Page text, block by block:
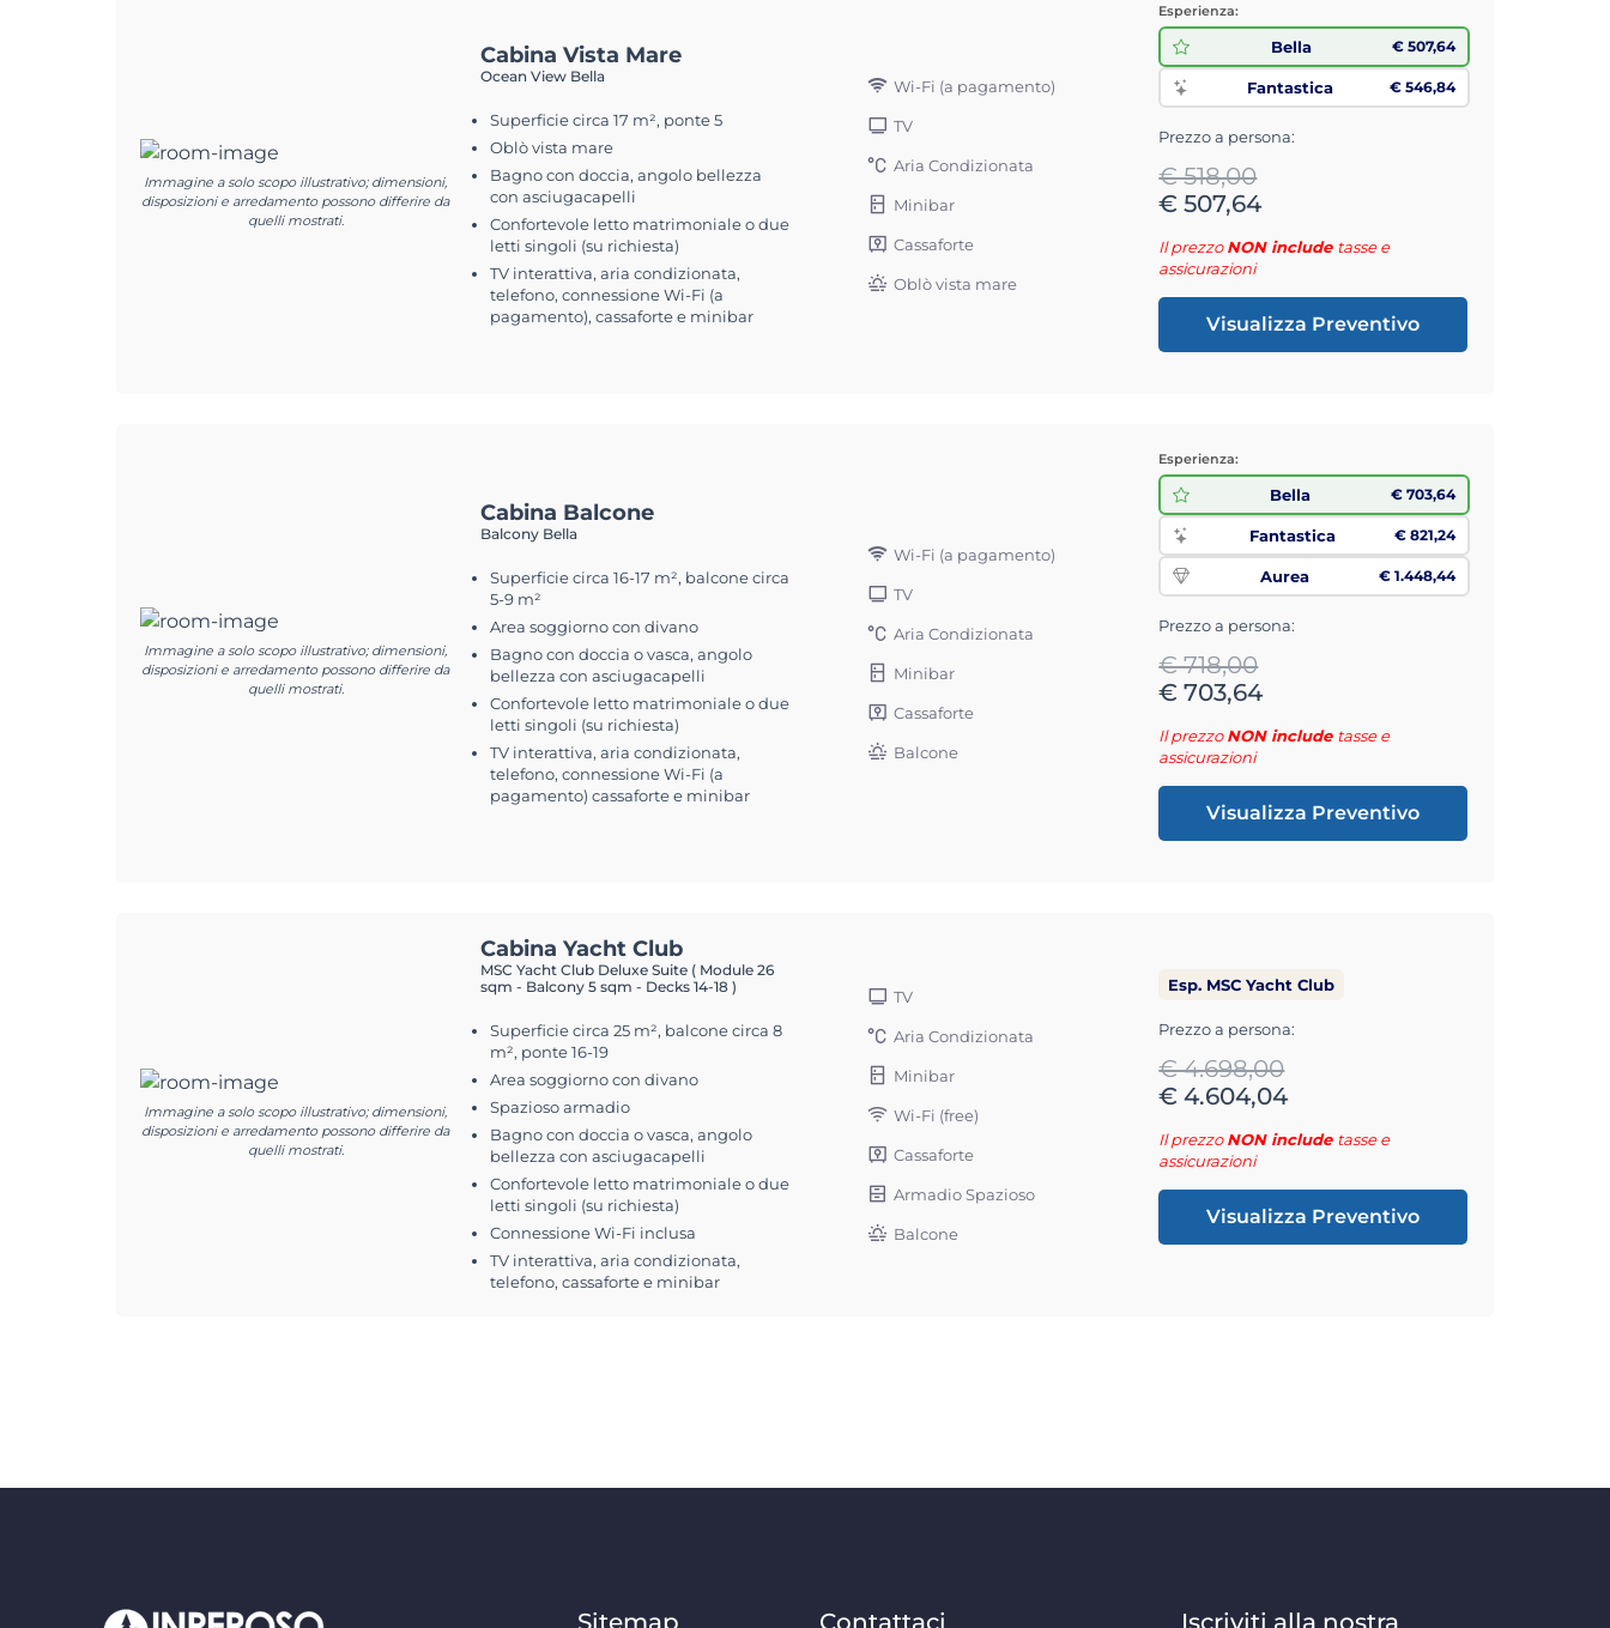
Immagine a solo scopo illustrativo; dimensioni,
disposizioni e arredamento possono differire da
quelli mostrati.
Cabina Vista Mare
Ocean View Bella
Superficie circa 17 m², ponte 5
Oblò vista mare
Bagno con doccia, angolo bellezza
con asciugacapelli
Confortevole letto matrimoniale o due
letti singoli (su richiesta)
TV interattiva, aria condizionata,
telefono, connessione Wi-Fi (a
pagamento), cassaforte e minibar
Wi-Fi (a pagamento)
TV
Aria Condizionata
Minibar
Cassaforte
Oblò vista mare
Esperienza:
Bella € 507,64
Fantastica € 546,84
Prezzo a persona:
€ 518,00
€ 507,64
Il prezzoNON include tasse e
assicurazioni
Visualizza Preventivo
Immagine a solo scopo illustrativo; dimensioni,
disposizioni e arredamento possono differire da
quelli mostrati.
Cabina Balcone
Balcony Bella
Superficie circa 16-17 m², balcone circa
5-9 m²
Area soggiorno con divano
Bagno con doccia o vasca, angolo
bellezza con asciugacapelli
Confortevole letto matrimoniale o due
letti singoli (su richiesta)
TV interattiva, aria condizionata,
telefono, connessione Wi-Fi (a
pagamento) cassaforte e minibar
Wi-Fi (a pagamento)
TV
Aria Condizionata
Minibar
Cassaforte
Balcone
Esperienza:
Bella € 703,64
Fantastica € 821,24
Aurea € 1.448,44
Prezzo a persona:
€ 718,00
€ 703,64
Il prezzoNON include tasse e
assicurazioni
Visualizza Preventivo
Immagine a solo scopo illustrativo; dimensioni,
disposizioni e arredamento possono differire da
quelli mostrati.
Cabina Yacht Club
MSC Yacht Club Deluxe Suite ( Module 26
sqm - Balcony 5 sqm - Decks 14-18 )
Superficie circa 25 m², balcone circa 8
m², ponte 16-19
Area soggiorno con divano
Spazioso armadio
Bagno con doccia o vasca, angolo
bellezza con asciugacapelli
Confortevole letto matrimoniale o due
letti singoli (su richiesta)
Connessione Wi-Fi inclusa
TV interattiva, aria condizionata,
telefono, cassaforte e minibar
TV
Aria Condizionata
Minibar
Wi-Fi (free)
Cassaforte
Armadio Spazioso
Balcone
Esp. MSC Yacht Club
Prezzo a persona:
€ 4.698,00
€ 4.604,04
Il prezzoNON include tasse e
assicurazioni
Visualizza Preventivo